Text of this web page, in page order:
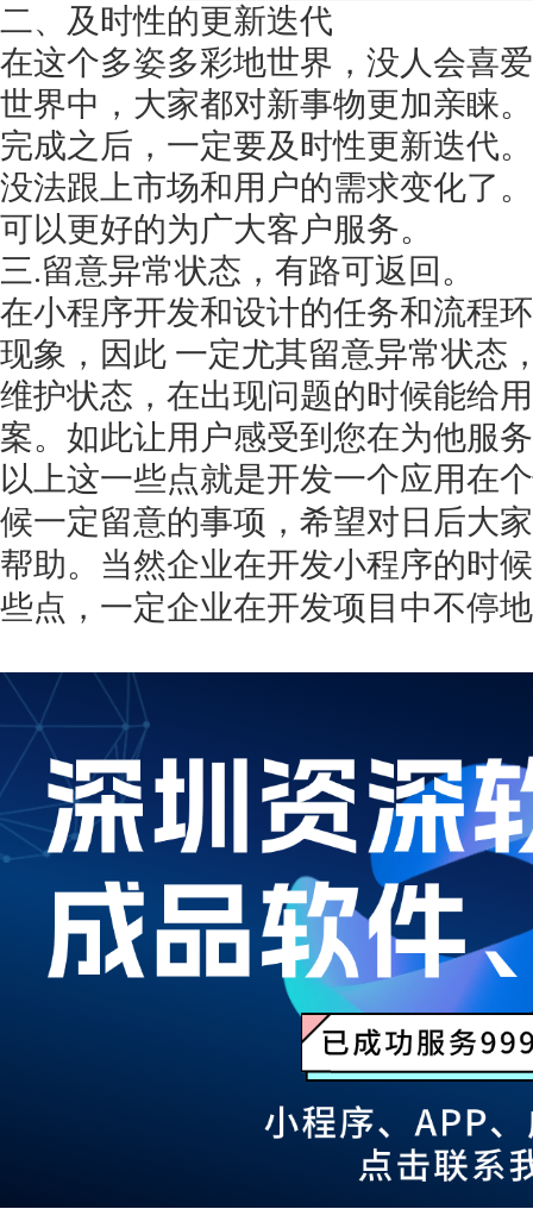
二、及时性的更新迭代
在这个多姿多彩地世界，没人会喜
世界中，大家都对新事物更加亲睐
完成之后，一定要及时性更新迭代
没法跟上市场和用户的需求变化了
可以更好的为广大客户服务。
三.留意异常状态，有路可返回。
在小程序开发和设计的任务和流程
现象，因此 一定尤其留意异常状态
维护状态，在出现问题的时候能给
案。如此让用户感受到您在为他服务
以上这一些点就是开发一个应用在
候一定留意的事项，希望对日后大
帮助。当然企业在开发小程序的时
些点，一定企业在开发项目中不停